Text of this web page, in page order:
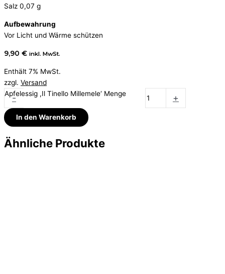
Salz 0,07 g
Aufbewahrung
Vor Licht und Wärme schützen
9,90 € inkl. MwSt.
Enthält 7% MwSt.
zzgl. Versand
-
Apfelessig ,Il Tinello Millemele‘ Menge +
In den Warenkorb
Ähnliche Produkte